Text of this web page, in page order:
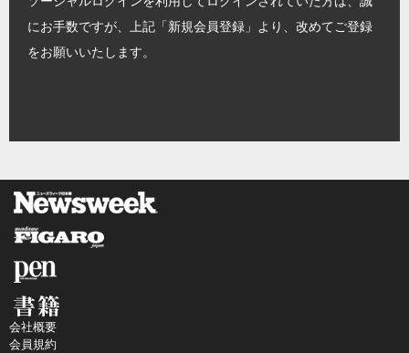
にお手数ですが、上記「新規会員登録」より、改めてご登録
をお願いいたします。
会社概要
会員規約